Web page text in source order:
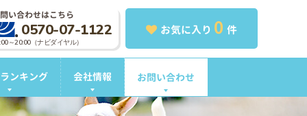
お気に入り 0 件
い合わせはこちら
0570-07-1122
～20:00（ナビダイヤル）
ンキング 会社情報 お問い合わせ